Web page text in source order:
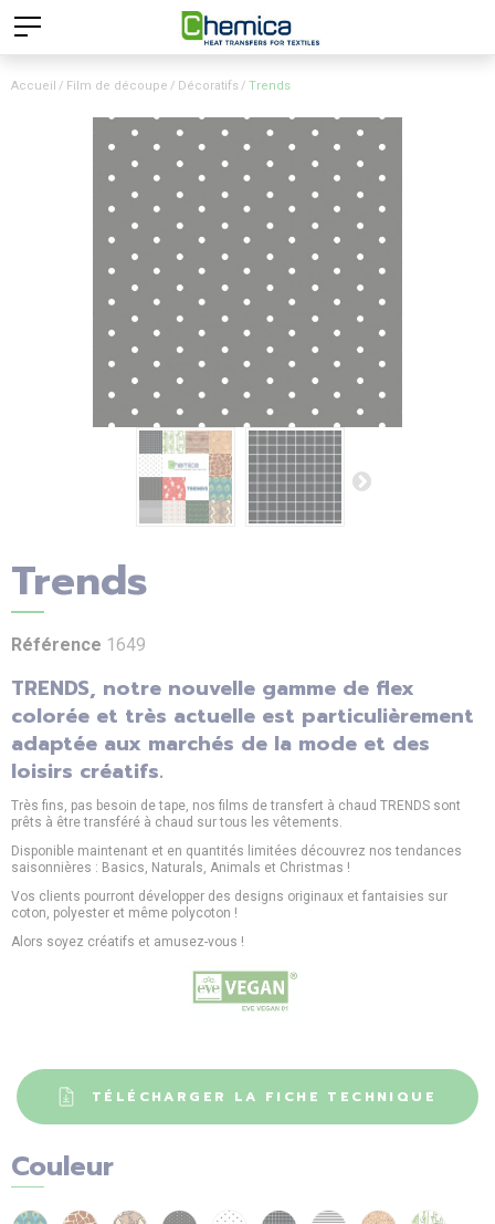
Accueil Film de découpe Décoratifs Trends
Trends
Référence 1649
TRENDS, notre nouvelle gamme de flex
colorée et très actuelle est particulièrement
adaptée aux marchés de la mode et des
loisirs créatifs.
Très fins, pas besoin de tape, nos films de transfert à chaud TRENDS sont
prêts à être transféré à chaud sur tous les vêtements.
Disponible maintenant et en quantités limitées découvrez nos tendances
saisonnières : Basics, Naturals, Animals et Christmas !
Vos clients pourront développer des designs originaux et fantaisies sur
coton, polyester et même polycoton !
Alors soyez créatifs et amusez-vous !
TÉLÉCHARGER LA FICHE TECHNIQUE
Couleur